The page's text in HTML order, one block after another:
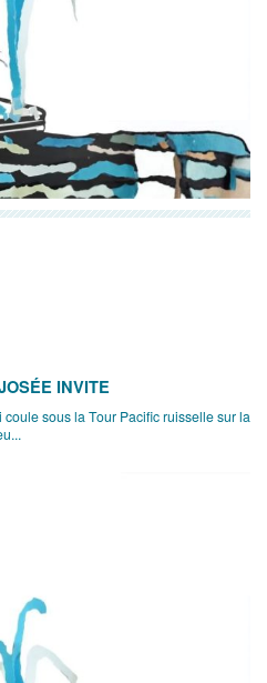
INVITE
sous la Tour Pacific ruisselle sur la